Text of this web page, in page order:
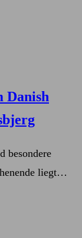
Danish
besondere
liegt…